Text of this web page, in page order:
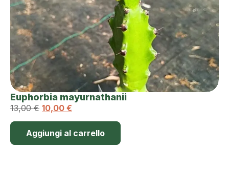
Euphorbia mayurnathanii
13,00€ 10,00 €
Aggiungi al carrello